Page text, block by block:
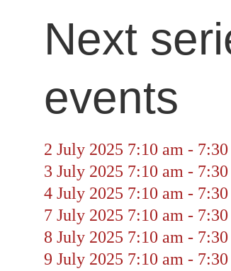
Next
events
2 July 2025 7:10 am -
3 July 2025 7:10 am -
4 July 2025 7:10 am -
7 July 2025 7:10 am -
8 July 2025 7:10 am -
9 July 2025 7:10 am -